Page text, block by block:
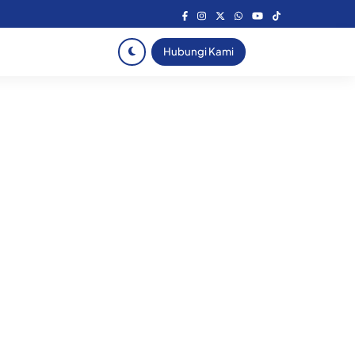
Hubungi Kami